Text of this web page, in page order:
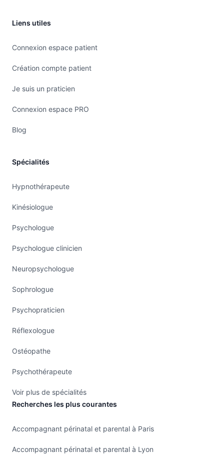
Liens utiles
Connexion espace patient
Création compte patient
Je suis un praticien
Connexion espace PRO
Blog
Spécialités
Hypnothérapeute
Kinésiologue
Psychologue
Psychologue clinicien
Neuropsychologue
Sophrologue
Psychopraticien
Réflexologue
Ostéopathe
Psychothérapeute
Voir plus de spécialités
Recherches les plus courantes
Accompagnant périnatal et parental à Paris
Accompagnant périnatal et parental à Lyon